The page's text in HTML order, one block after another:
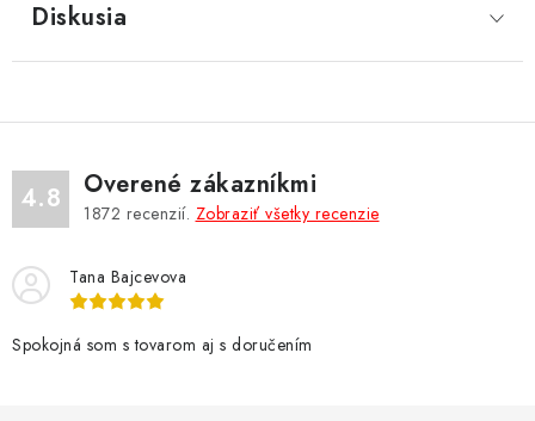
Diskusia
4.8 Overené zákazníkmi
1872 recenzií. Zobraziť všetky recenzie
Tana Bajcevova
Spokojná som s tovarom aj s doručením